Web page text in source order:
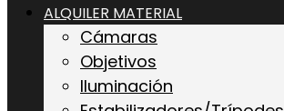
ALQUILER MATERIAL
Cámaras
Objetivos
Iluminación